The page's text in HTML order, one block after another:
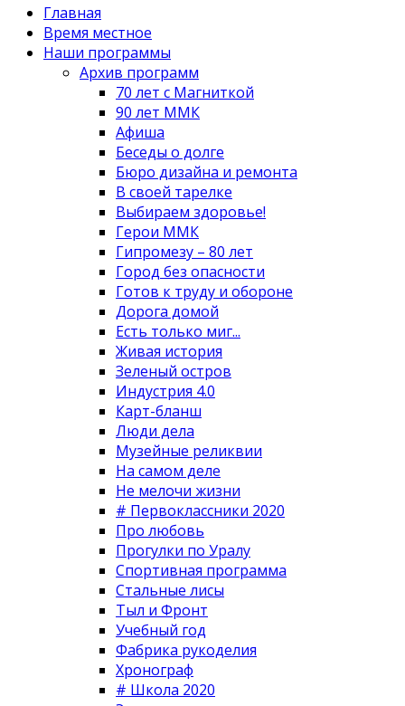
Главная
Время местное
Наши программы
Архив программ
70 лет с Магниткой
90 лет ММК
Афиша
Беседы о долге
Бюро дизайна и ремонта
В своей тарелке
Выбираем здоровье!
Герои ММК
Гипромезу – 80 лет
Город без опасности
Готов к труду и обороне
Дорога домой
Есть только миг...
Живая история
Зеленый остров
Индустрия 4.0
Карт-бланш
Люди дела
Музейные реликвии
На самом деле
Не мелочи жизни
# Первоклассники 2020
Про любовь
Прогулки по Уралу
Спортивная программа
Стальные лисы
Тыл и Фронт
Учебный год
Фабрика рукоделия
Хронограф
# Школа 2020